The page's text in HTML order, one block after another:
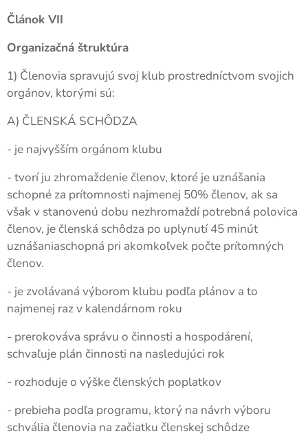
Článok VII
Organizačná štruktúra
1) Členovia spravujú svoj klub prostredníctvom svojich
orgánov, ktorými sú:
A) ČLENSKÁ SCHÔDZA
- je najvyšším orgánom klubu
- tvorí ju zhromaždenie členov, ktoré je uznášania
schopné za prítomnosti najmenej 50% členov, ak sa
však v stanovenú dobu nezhromaždí potrebná polovica
členov, je členská schôdza po uplynutí 45 minút
uznášaniaschopná pri akomkoľvek počte prítomných
členov.
- je zvolávaná výborom klubu podľa plánov a to
najmenej raz v kalendárnom roku
- prerokováva správu o činnosti a hospodárení,
schvaľuje plán činnosti na nasledujúci rok
- rozhoduje o výške členských poplatkov
- prebieha podľa programu, ktorý na návrh výboru
schvália členovia na začiatku členskej schôdze